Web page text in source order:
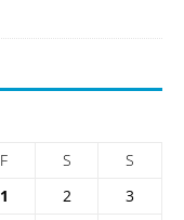
F S
S
1
2
3